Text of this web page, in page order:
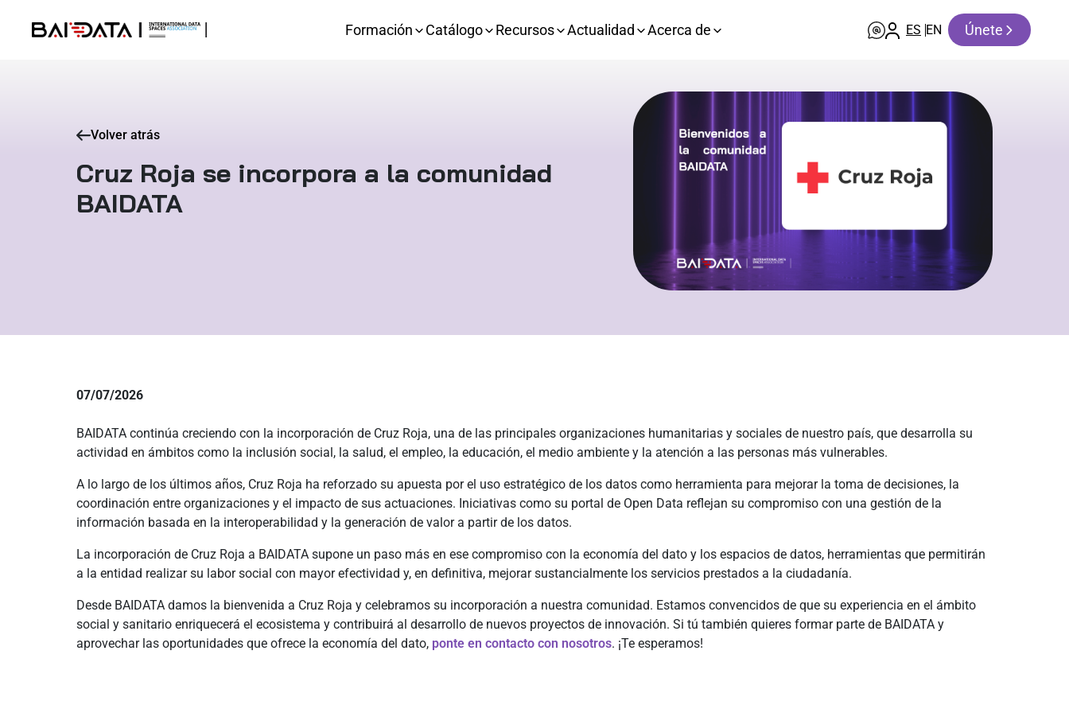
Formación Catálogo Recursos Actualidad Acerca de ES EN Únete
Volver atrás
Cruz Roja se incorpora a la comunidad
BAIDATA
07/07/2026
BAIDATA continúa creciendo con la incorporación de Cruz Roja, una de las principales organizaciones humanitarias y sociales de nuestro país, que desarrolla su
actividad en ámbitos como la inclusión social, la salud, el empleo, la educación, el medio ambiente y la atención a las personas más vulnerables.
A lo largo de los últimos años, Cruz Roja ha reforzado su apuesta por el uso estratégico de los datos como herramienta para mejorar la toma de decisiones, la
coordinación entre organizaciones y el impacto de sus actuaciones. Iniciativas como su portal de Open Data reflejan su compromiso con una gestión de la
información basada en la interoperabilidad y la generación de valor a partir de los datos.
La incorporación de Cruz Roja a BAIDATA supone un paso más en ese compromiso con la economía del dato y los espacios de datos, herramientas que permitirán
a la entidad realizar su labor social con mayor efectividad y, en definitiva, mejorar sustancialmente los servicios prestados a la ciudadanía.
Desde BAIDATA damos la bienvenida a Cruz Roja y celebramos su incorporación a nuestra comunidad. Estamos convencidos de que su experiencia en el ámbito
social y sanitario enriquecerá el ecosistema y contribuirá al desarrollo de nuevos proyectos de innovación. Si tú también quieres formar parte de BAIDATA y
aprovechar las oportunidades que ofrece la economía del dato, ponte en contacto con nosotros. ¡Te esperamos!